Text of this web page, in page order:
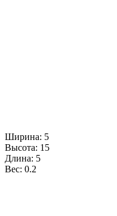
Ширина: 5
Высота: 15
Длина: 5
Вес: 0.2